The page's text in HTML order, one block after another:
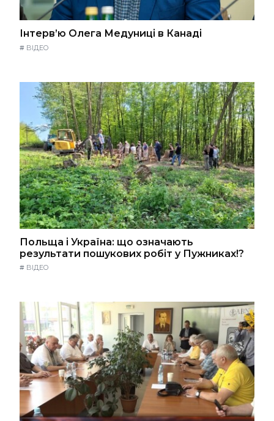
Інтерв’ю Олега Медуниці в Канаді
# ВІДЕО
Польща і Україна: що означають
результати пошукових робіт у Пужниках!?
# ВІДЕО